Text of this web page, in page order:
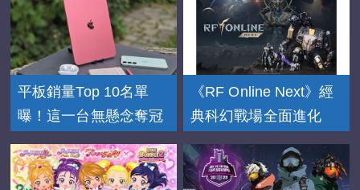
平板銷量Top 10名單
曝！這一台無懸念奪冠
《RF Online Next》經
典科幻戰場全面進化